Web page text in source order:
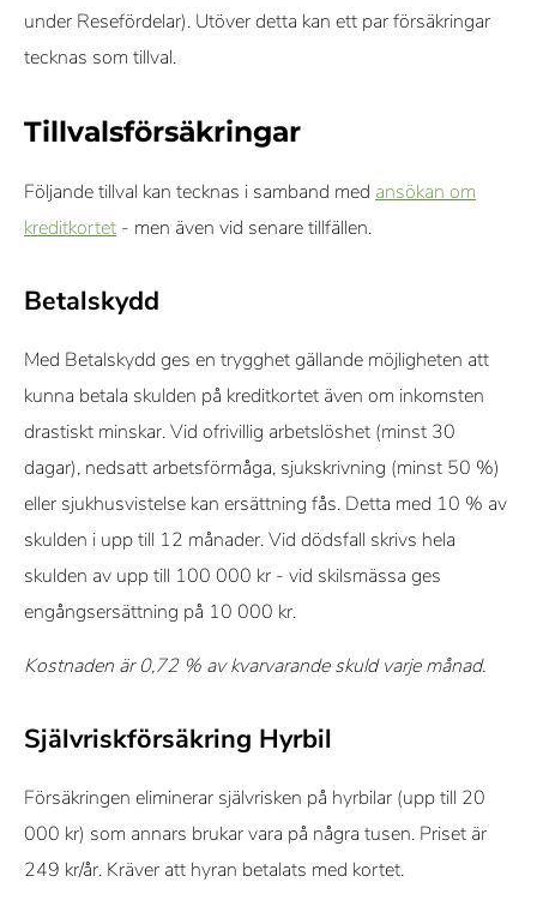
under Resefördelar). Utöver detta kan ett par försäkringar
tecknas som tillval.
Tillvalsförsäkringar
Följande tillval kan tecknas i samband med ansökan om
kreditkortet - men även vid senare tillfällen.
Betalskydd
Med Betalskydd ges en trygghet gällande möjligheten att
kunna betala skulden på kreditkortet även om inkomsten
drastiskt minskar. Vid ofrivillig arbetslöshet (minst 30
dagar), nedsatt arbetsförmåga, sjukskrivning (minst 50 %)
eller sjukhusvistelse kan ersättning fås. Detta med 10 % av
skulden i upp till 12 månader. Vid dödsfall skrivs hela
skulden av upp till 100 000 kr - vid skilsmässa ges
engångsersättning på 10 000 kr.
Kostnaden är 0,72 % av kvarvarande skuld varje månad.
Självriskförsäkring Hyrbil
Försäkringen eliminerar självrisken på hyrbilar (upp till 20
000 kr) som annars brukar vara på några tusen. Priset är
249 kr/år. Kräver att hyran betalats med kortet.